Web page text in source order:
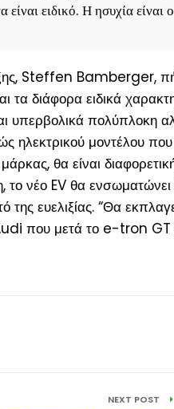
ειδικό. Η ησυχία είναι
Steffen Bamberger,
διάφορα ειδικά
υπερβολικά πολύπλοκη
ηλεκτρικού μοντέλου
θα είναι
το νέο EV θα
ευελιξίας. “Θα
που μετά το e-tron GT
NEXT POST